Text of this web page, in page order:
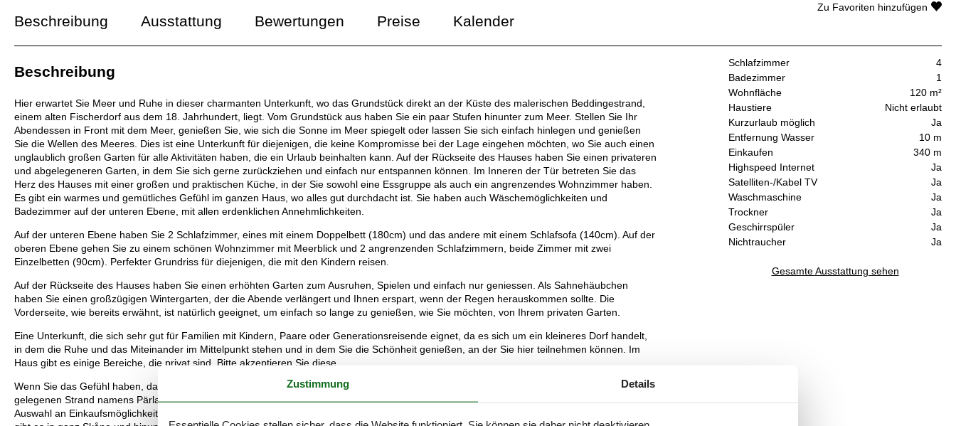
Beschreibung Ausstattung Bewertungen Preise Kalender
Schlafzimmer
4
Badezimmer
1
Wohnfläche
120 m²
Haustiere
Nicht erlaubt
Kurzurlaub möglich
Ja
Entfernung Wasser
10 m
Einkaufen
340 m
Highspeed Internet
Ja
Satelliten-/Kabel TV
Ja
Waschmaschine
Ja
Trockner
Ja
Geschirrspüler
Ja
Nichtraucher
Ja
Gesamte Ausstattung sehen
Zu Favoriten hinzufügen
Beschreibung
Hier erwartet Sie Meer und Ruhe in dieser charmanten Unterkunft, wo das Grundstück direkt an der Küste des malerischen Beddingestrand,
einem alten Fischerdorf aus dem 18. Jahrhundert, liegt. Vom Grundstück aus haben Sie ein paar Stufen hinunter zum Meer. Stellen Sie Ihr
Abendessen in Front mit dem Meer, genießen Sie, wie sich die Sonne im Meer spiegelt oder lassen Sie sich einfach hinlegen und genießen
Sie die Wellen des Meeres. Dies ist eine Unterkunft für diejenigen, die keine Kompromisse bei der Lage eingehen möchten, wo Sie auch einen
unglaublich großen Garten für alle Aktivitäten haben, die ein Urlaub beinhalten kann. Auf der Rückseite des Hauses haben Sie einen privateren
und abgelegeneren Garten, in dem Sie sich gerne zurückziehen und einfach nur entspannen können. Im Inneren der Tür betreten Sie das
Herz des Hauses mit einer großen und praktischen Küche, in der Sie sowohl eine Essgruppe als auch ein angrenzendes Wohnzimmer haben.
Es gibt ein warmes und gemütliches Gefühl im ganzen Haus, wo alles gut durchdacht ist. Sie haben auch Wäschemöglichkeiten und
Badezimmer auf der unteren Ebene, mit allen erdenklichen Annehmlichkeiten.
Auf der unteren Ebene haben Sie 2 Schlafzimmer, eines mit einem Doppelbett (180cm) und das andere mit einem Schlafsofa (140cm). Auf der
oberen Ebene gehen Sie zu einem schönen Wohnzimmer mit Meerblick und 2 angrenzenden Schlafzimmern, beide Zimmer mit zwei
Einzelbetten (90cm). Perfekter Grundriss für diejenigen, die mit den Kindern reisen.
Auf der Rückseite des Hauses haben Sie einen erhöhten Garten zum Ausruhen, Spielen und einfach nur geniessen. Als Sahnehäubchen
haben Sie einen großzügigen Wintergarten, der die Abende verlängert und Ihnen erspart, wenn der Regen herauskommen sollte. Die
Vorderseite, wie bereits erwähnt, ist natürlich geeignet, um einfach so lange zu genießen, wie Sie möchten, von Ihrem privaten Garten.
Eine Unterkunft, die sich sehr gut für Familien mit Kindern, Paare oder Generationsreisende eignet, da es sich um ein kleineres Dorf handelt,
in dem die Ruhe und das Miteinander im Mittelpunkt stehen und in dem Sie die Schönheit genießen, an der Sie hier teilnehmen können. Im
Haus gibt es einige Bereiche, die privat sind. Bitte akzeptieren Sie diese.
Wenn Sie das Gefühl haben, dass Sie in Ihrem Urlaub etwas zusätzlich zu all dem wollen, können Sie ein paar Minuten zu einem nahe
gelegenen Strand namens Pärlan laufen, wo Sie auch einen Steg und ein sehr gemütliches Restaurant haben. Wenn Sie eine noch größere
Auswahl an Einkaufsmöglichkeiten, Kultur und Essen wünschen, haben Sie Malmö, Ystad und Trelleborg. Seen und wunderbare Ausflugsziele
Zustimmung Details